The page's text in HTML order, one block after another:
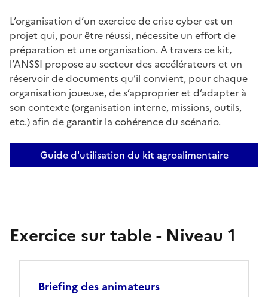
L’organisation d’un exercice de crise cyber est un
projet qui, pour être réussi, nécessite un effort de
préparation et une organisation. A travers ce kit,
l’ANSSI propose au secteur des accélérateurs et un
réservoir de documents qu’il convient, pour chaque
organisation joueuse, de s’approprier et d’adapter à
son contexte (organisation interne, missions, outils,
etc.) afin de garantir la cohérence du scénario.
Guide d'utilisation du kit agroalimentaire
Exercice sur table - Niveau 1
Briefing des animateurs